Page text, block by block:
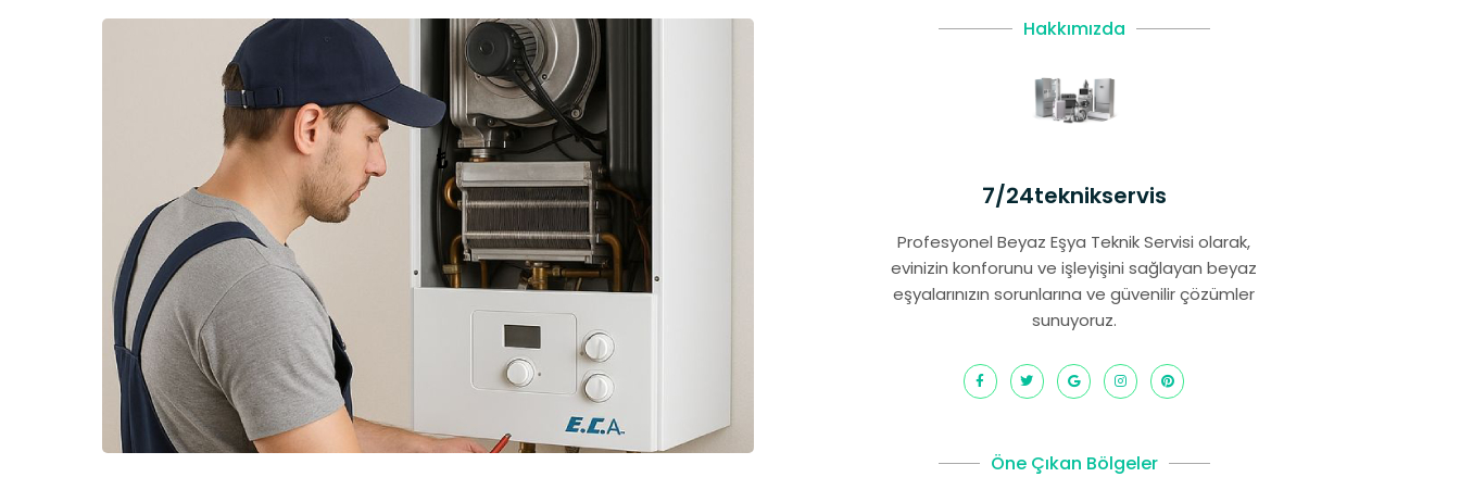
Hakkımızda
7/24teknikservis
Profesyonel Beyaz Eşya Teknik Servisi olarak,
evinizin konforunu ve işleyişini sağlayan beyaz
eşyalarınızın sorunlarına ve güvenilir çözümler
sunuyoruz.
Öne Çıkan Bölgeler